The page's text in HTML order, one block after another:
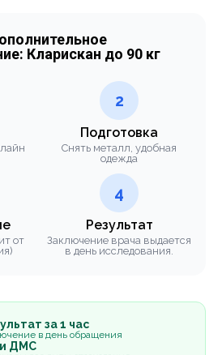
Кларискан до 90 кг
2
Подготовка
Снять металл, удобная
одежда
от
4
Результат
Заключение врача выдается
в день исследования.
за 1 час
в день обращения
ДМС